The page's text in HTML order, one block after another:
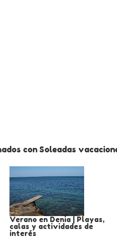
con Soleadas
Verano en Denia | Playas,
calas y actividades de
interés